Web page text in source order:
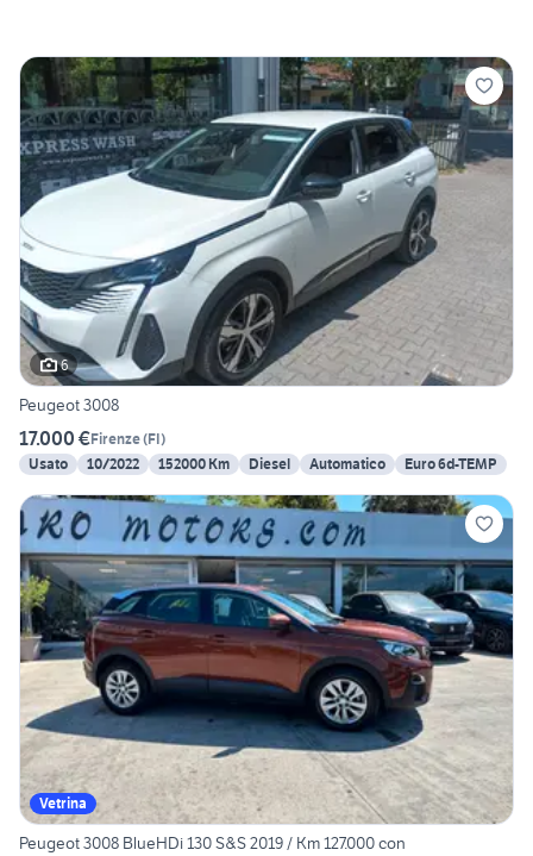
6
Peugeot 3008
17.000 €Firenze(FI)
Usato
10/2022 152000 Km Diesel Automatico Euro 6d-TEMP
Vetrina
Peugeot 3008 BlueHDi 130 S&S 2019 / Km 127.000 con